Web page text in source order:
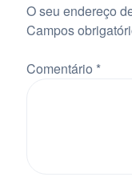
O seu endereço
Campos
Comentário *